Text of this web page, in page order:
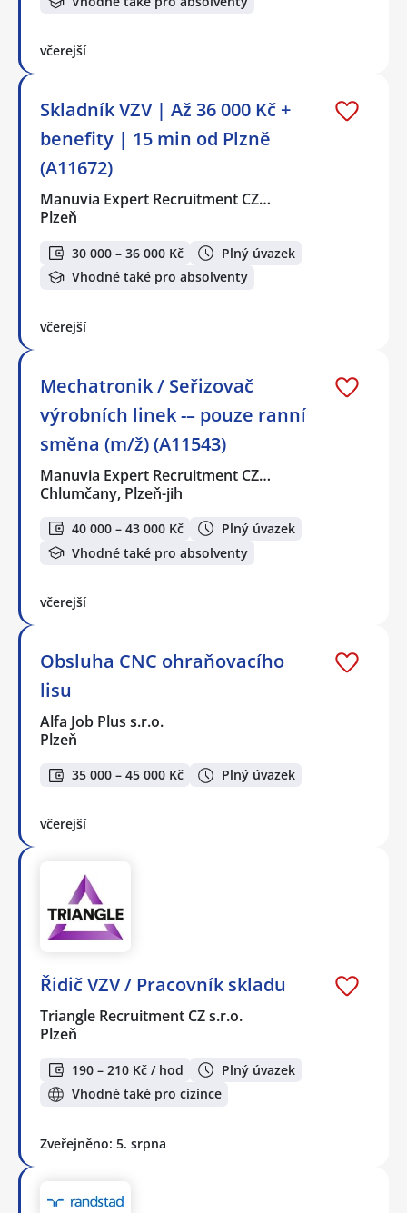
včerejší
Skladník VZV | Až 36 000 Kč +
benefity | 15 min od Plzně
(A11672)
Manuvia Expert Recruitment CZ…
Plzeň
30 000 – 36 000 Kč
Plný úvazek
Vhodné také pro absolventy
včerejší
Mechatronik / Seřizovač
výrobních linek -– pouze ranní
směna (m/ž) (A11543)
Manuvia Expert Recruitment CZ…
Chlumčany, Plzeň-jih
40 000 – 43 000 Kč
Plný úvazek
Vhodné také pro absolventy
včerejší
Obsluha CNC ohraňovacího
lisu
Alfa Job Plus s.r.o.
Plzeň
35 000 – 45 000 Kč Plný úvazek
včerejší
Řidič VZV / Pracovník skladu
Triangle Recruitment CZ s.r.o.
Plzeň
190 – 210 Kč / hod
Plný úvazek
Vhodné také pro cizince
Zveřejněno: 5. srpna